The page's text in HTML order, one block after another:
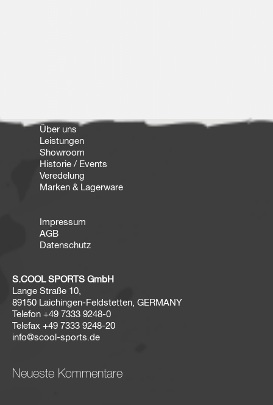
Über uns
Leistungen
Showroom
Historie / Events
Veredelung
Marken & Lagerware
Impressum
AGB
Datenschutz
S.COOL SPORTS GmbH
Lange Straße 10,
89150 Laichingen-Feldstetten, GERMANY
Telefon +49 7333 9248-0
Telefax +49 7333 9248-20
info@scool-sports.de
Neueste Kommentare